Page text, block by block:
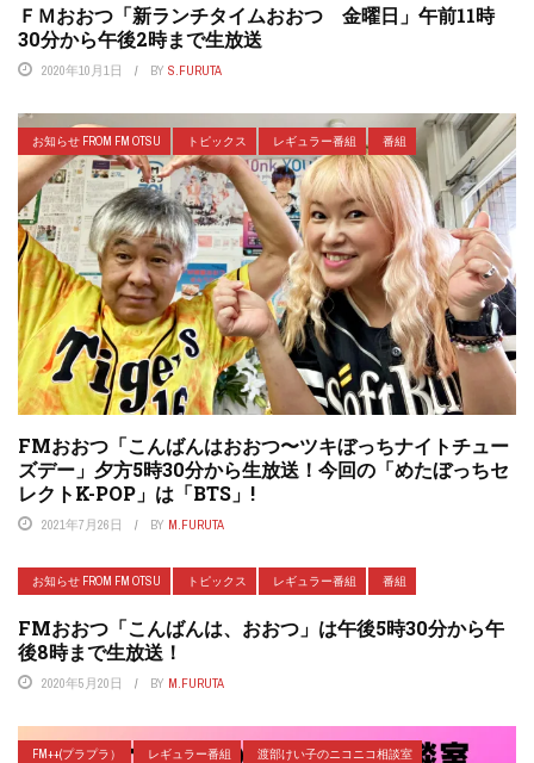
ＦＭおおつ「新ランチタイムおおつ 金曜日」午前11時
30分から午後2時まで生放送
2020年10月1日 BY S.FURUTA
お知らせ FROM FM OTSU トピックス レギュラー番組 番組
FMおおつ「こんばんはおおつ〜ツキぼっちナイトチュー
ズデー」夕方5時30分から生放送！今回の「めたぼっちセ
レクトK-POP」は「BTS」!
2021年7月26日 BY M.FURUTA
お知らせ FROM FM OTSU トピックス レギュラー番組 番組
FMおおつ「こんばんは、おおつ」は午後5時30分から午
後8時まで生放送！
2020年5月20日 BY M.FURUTA
FM++(プラプラ） レギュラー番組 渡部けい子のニコニコ相談室